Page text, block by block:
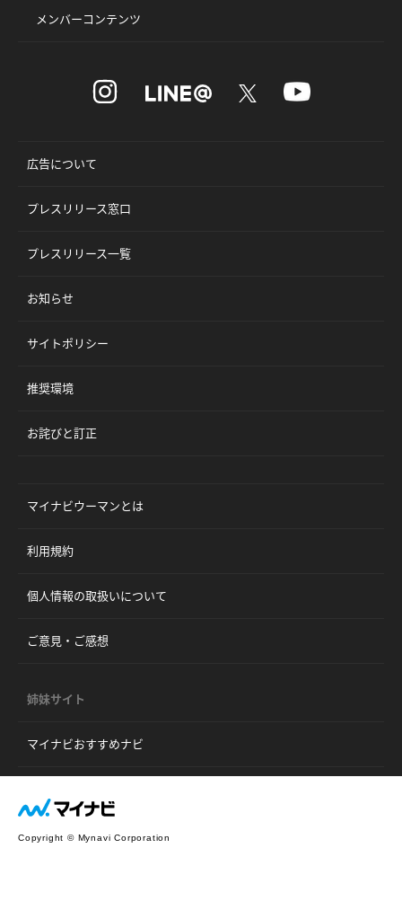
メンバーコンテンツ
広告について
プレスリリース窓口
プレスリリース一覧
お知らせ
サイトポリシー
推奨環境
お詫びと訂正
マイナビウーマンとは
利用規約
個人情報の取扱いについて
ご意見・ご感想
姉妹サイト
マイナビおすすめナビ
Copyright © Mynavi Corporation